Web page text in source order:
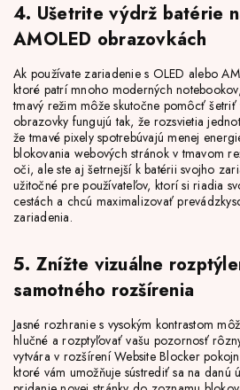
4. Ušetrite výdrž batérie
AMOLED obrazovkách
Ak používate zariadenie s OLED alebo
ktoré patrí mnoho moderných
tmavý režim môže skutočne pomôcť
obrazovky fungujú tak, že rozsvietia
že tmavé pixely spotrebúvajú menej
blokovania webových stránok v tmavom
oči, ale ste aj šetrnejší k batérii svojho
užitočné pre používateľov, ktorí si riadia
cestách a chcú maximalizovať
zariadenia.
5. Znížte vizuálne
samotného rozšírenia
Jasné rozhranie s vysokým kontrastom
hlučné a rozptyľovať vašu pozornosť
vytvára v rozšírení Website Blocker
ktoré vám umožňuje sústrediť sa na